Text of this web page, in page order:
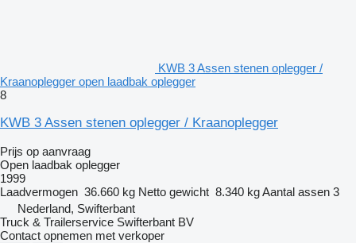
KWB 3 Assen stenen oplegger /
Kraanoplegger open laadbak oplegger
8
KWB 3 Assen stenen oplegger / Kraanoplegger
Prijs op aanvraag
Open laadbak oplegger
1999
Laadvermogen 36.660 kg Netto gewicht 8.340 kgAantal assen 3
Nederland, Swifterbant
Truck & Trailerservice Swifterbant BV
Contact opnemen met verkoper